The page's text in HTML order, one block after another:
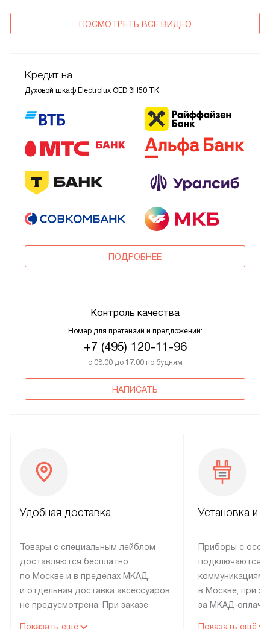
ПОСМОТРЕТЬ ВСЕ ВИДЕО
Кредит на
Духовой шкаф Electrolux OED 3H50 TK
ПОДРОБНЕЕ
Контроль качества
Номер для претензий и предложений:
+7 (495) 120-11-96
с 08:00 до 17:00 по будням
НАПИСАТЬ
Удобная доставка
Товары с специальным лейблом
доставляются бесплатно
по Москве и в пределах МКАД,
и отдельная доставка аксессуаров
не предусмотрена. При заказе
Показать ещё
Установка и
Приборы с
подключаются к
коммуникациям
в Москве, при
за МКАД
Показать ещё